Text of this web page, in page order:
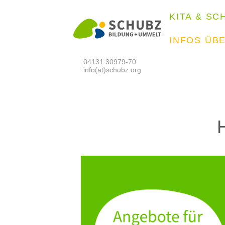
KITA &
INFOS
04131 30979-70
info(at)schubz.org